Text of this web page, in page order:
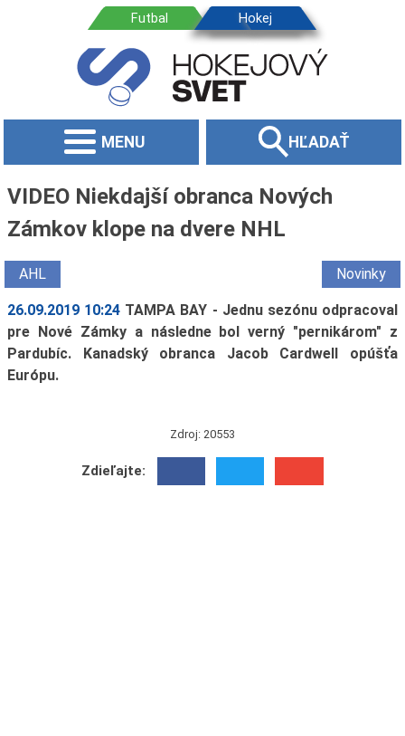
MENU HĽADAŤ
VIDEO Niekdajší obranca Nových
Zámkov klope na dvere NHL
AHL Novinky
26.09.2019 10:24 TAMPA BAY - Jednu sezónu odpracoval
pre Nové Zámky a následne bol verný "pernikárom" z
Pardubíc. Kanadský obranca Jacob Cardwell opúšťa
Európu.
Zdroj: 20553
Zdieľajte: